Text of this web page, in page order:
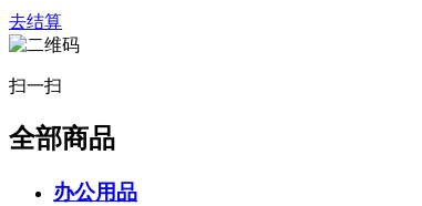
去结算
扫一扫
全部商品
办公用品